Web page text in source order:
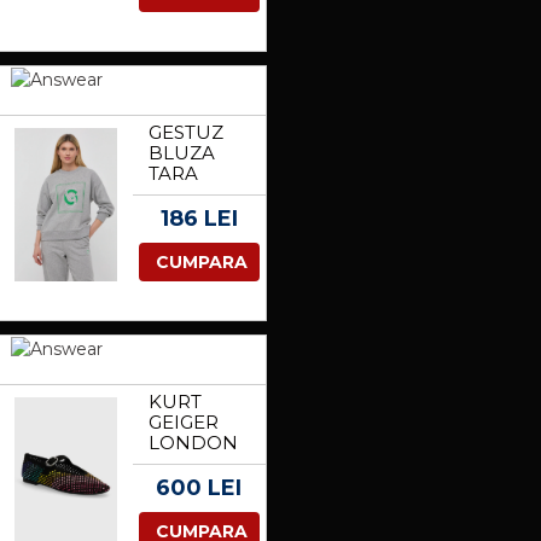
CU CASTI,
GESTUZ
BLUZA
TARA
FEMEI,
CULOAREA
IMPRIMEU
186 LEI
CUMPARA
KURT
GEIGER
LONDON
BALERINI
DIN PIELE
MAYFAIR
600 LEI
CUMPARA